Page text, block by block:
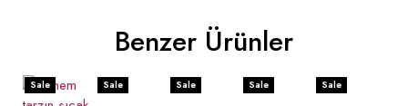
Benzer Ürünler
Sale Sale Sale Sale Sale